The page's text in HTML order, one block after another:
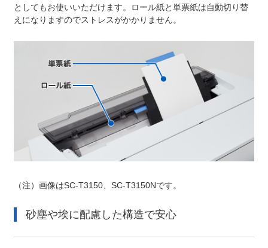
としてもお使いいただけます。ロール紙と単票紙は自動切り替
えになりますのでストレスがかかりません。
（注） 画像はSC-T3150、SC-T3150Nです。
砂塵や埃に配慮した構造で安心